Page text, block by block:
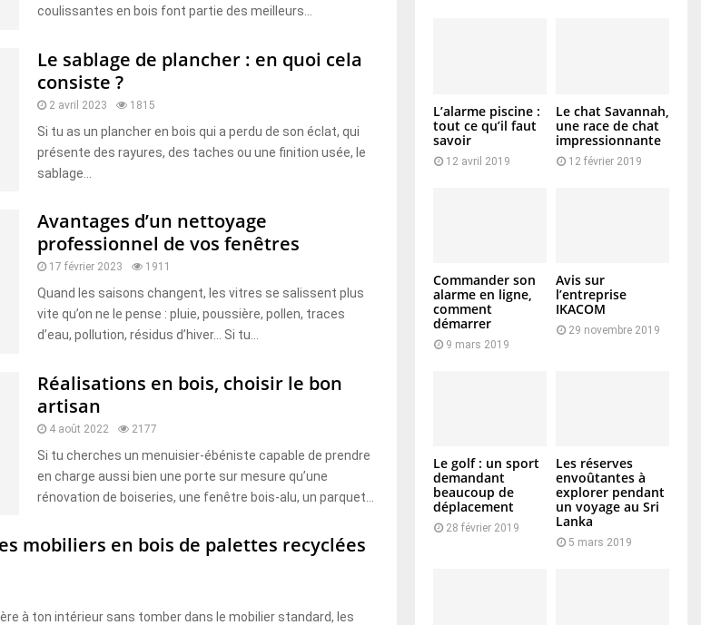
coulissantes en bois font partie des meilleurs...
Le sablage de plancher : en quoi cela
consiste ?
2 avril 2023 1815
Si tu as un plancher en bois qui a perdu de son éclat, qui
présente des rayures, des taches ou une finition usée, le
sablage...
Avantages d’un nettoyage
professionnel de vos fenêtres
17 février 2023 1911
Quand les saisons changent, les vitres se salissent plus
vite qu’on ne le pense : pluie, poussière, pollen, traces
d’eau, pollution, résidus d’hiver… Si tu...
Réalisations en bois, choisir le bon
artisan
4 août 2022 2177
Si tu cherches un menuisier-ébéniste capable de prendre
en charge aussi bien une porte sur mesure qu’une
rénovation de boiseries, une fenêtre bois-alu, un parquet...
mobiliers en bois de palettes recyclées
à ton intérieur sans tomber dans le mobilier standard, les
L’alarme piscine :
tout ce qu’il faut
savoir
12 avril 2019
Le chat Savannah,
une race de chat
impressionnante
12 février 2019
Commander son
alarme en ligne,
comment
démarrer
9 mars 2019
Avis sur
l’entreprise
IKACOM
29 novembre 2019
Le golf : un sport
demandant
beaucoup de
déplacement
28 février 2019
Les réserves
envoûtantes à
explorer pendant
un voyage au Sri
Lanka
5 mars 2019